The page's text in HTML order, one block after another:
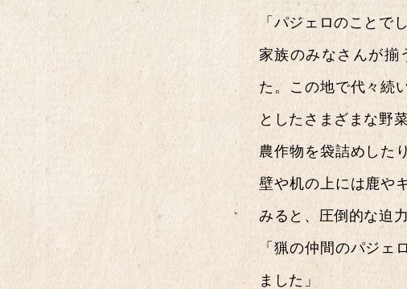
「パジェロのことで
家族のみなさんが揃
た。この地で代々続
としたさまざまな野
農作物を袋詰めした
壁や机の上には鹿や
みると、圧倒的な迫
「猟の仲間のパジ
ました」